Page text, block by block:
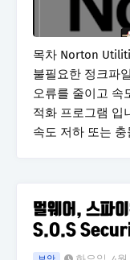
목차 Norton
불필요한 정크파
오류를 줄이고 속
적화 프로그램 입
속도 저하 또는
멀웨어, 스파
S.O.S